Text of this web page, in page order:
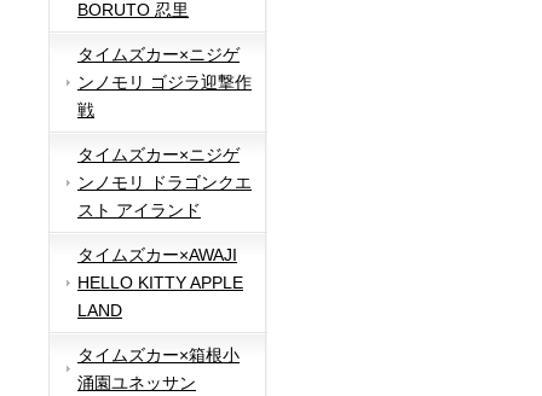
BORUTO 忍里
タイムズカー×ニジゲ
ンノモリ ゴジラ迎撃作
戦
タイムズカー×ニジゲ
ンノモリ ドラゴンクエ
スト アイランド
タイムズカー×AWAJI
HELLO KITTY APPLE
LAND
タイムズカー×箱根小
涌園ユネッサン